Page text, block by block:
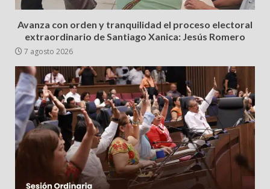
Avanza con orden y tranquilidad el proceso electoral
extraordinario de Santiago Xanica: Jesús Romero
7 agosto 2026